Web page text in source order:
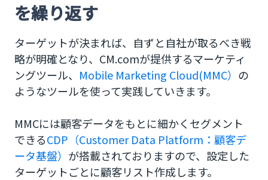
を繰り返す
ターゲットが決まれば、自ずと自社が取るべき戦
略が明確となり、CM.comが提供するマーケティ
ングツール、 Mobile Marketing Cloud(MMC） の
ようなツールを使って実践していきます。
MMCには顧客データをもとに細かくセグメント
できるCDP（Customer Data Platform：顧客デ
ータ基盤） が搭載されておりますので、設定した
ターゲットごとに顧客リスト作成します。